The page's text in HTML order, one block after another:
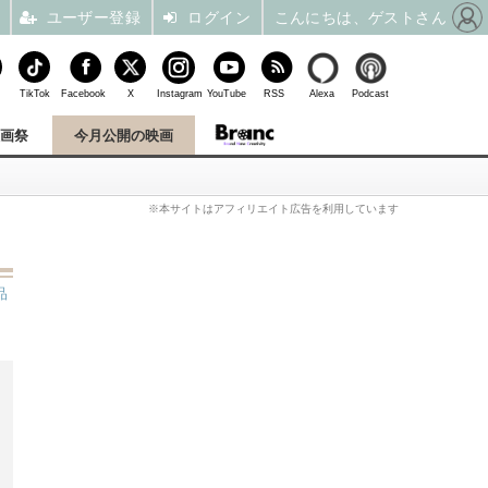
祭 今月公開の映画
※本サイトはアフィリエイト広告を利用しています
TikTok Facebook X Instagram YouTube RSS Alexa Podcast
ユーザー登録 ログイン こんにちは、ゲストさん